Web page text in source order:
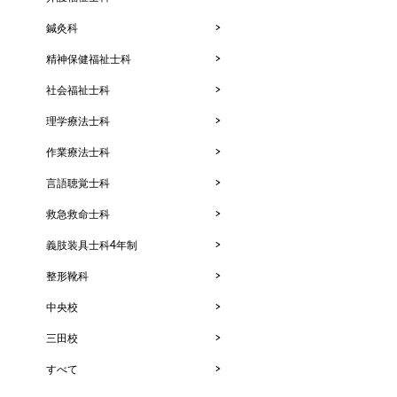
鍼灸科
精神保健福祉士科
社会福祉士科
理学療法士科
作業療法士科
言語聴覚士科
救急救命士科
義肢装具士科4年制
整形靴科
中央校
三田校
すべて